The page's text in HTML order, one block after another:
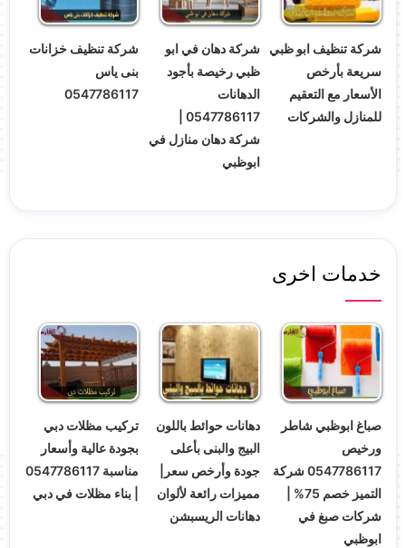
شركة تنظيف ابو ظبي
سريعة بأرخص
الأسعار مع التعقيم
للمنازل والشركات
شركة دهان في ابو
ظبي رخيصة بأجود
الدهانات
0547786117 |
شركة دهان منازل في
ابوظبي
شركة تنظيف خزانات
بنى ياس
0547786117
خدمات اخرى
صباغ ابوظبي شاطر
ورخيص
0547786117 شركة
التميز خصم 75% |
شركات صبغ في
ابوظبي
دهانات حوائط باللون
البيج والبنى بأعلى
جودة وأرخص سعر|
مميزات رائعة لألوان
دهانات الريسبشن
تركيب مظلات دبي
بجودة عالية وأسعار
مناسبة 0547786117
| بناء مظلات في دبي